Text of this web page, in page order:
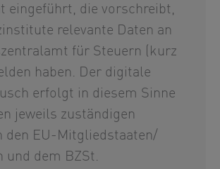
eingeführt, die vorschreibt,
relevante Daten an
für Steuern (kurz
haben. Der digitale
erfolgt in diesem Sinne
jeweils zuständigen
den EU-Mitgliedstaaten/
und dem BZSt.